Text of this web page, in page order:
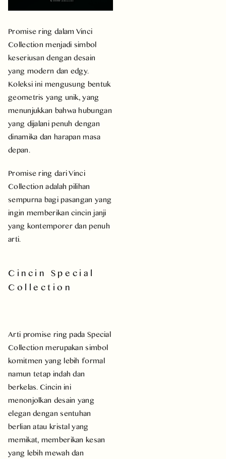
Promise ring dalam Vinci
Collection menjadi simbol
keseriusan dengan desain
yang modern dan edgy.
Koleksi ini mengusung bentuk
geometris yang unik, yang
menunjukkan bahwa hubungan
yang dijalani penuh dengan
dinamika dan harapan masa
depan.
Promise ring dari Vinci
Collection adalah pilihan
sempurna bagi pasangan yang
ingin memberikan cincin janji
yang kontemporer dan penuh
arti.
Cincin Special
Collection
Arti promise ring pada Special
Collection merupakan simbol
komitmen yang lebih formal
namun tetap indah dan
berkelas. Cincin ini
menonjolkan desain yang
elegan dengan sentuhan
berlian atau kristal yang
memikat, memberikan kesan
yang lebih mewah dan